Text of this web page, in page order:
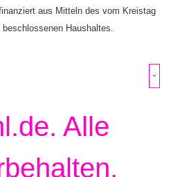
aus Mitteln des vom Kreistag
Haus­haltes.
Alle